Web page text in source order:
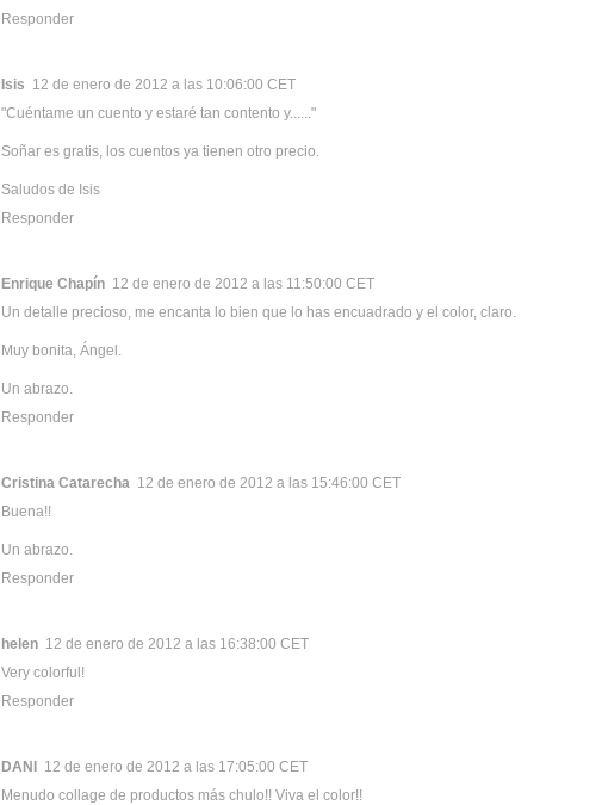
Responder
Isis 12 de enero de 2012 a las 10:06:00 CET
"Cuéntame un cuento y estaré tan contento y......"
Soñar es gratis, los cuentos ya tienen otro precio.
Saludos de Isis
Responder
Enrique Chapín 12 de enero de 2012 a las 11:50:00 CET
Un detalle precioso, me encanta lo bien que lo has encuadrado y el color, claro.
Muy bonita, Ángel.
Un abrazo.
Responder
Cristina Catarecha 12 de enero de 2012 a las 15:46:00 CET
Buena!!
Un abrazo.
Responder
helen 12 de enero de 2012 a las 16:38:00 CET
Very colorful!
Responder
DANI 12 de enero de 2012 a las 17:05:00 CET
Menudo collage de productos más chulo!! Viva el color!!